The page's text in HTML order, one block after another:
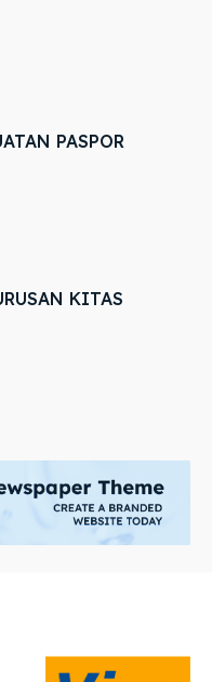
PASPOR
KITAS